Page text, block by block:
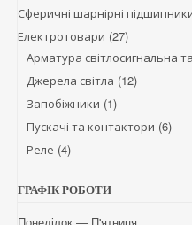
Сферичні шарнірні
Електротовари (27)
Арматура світлосигнальна
Джерела світла (12)
Запобіжники (1)
Пускачі та контактори (6)
Реле (4)
ГРАФІК РОБОТИ